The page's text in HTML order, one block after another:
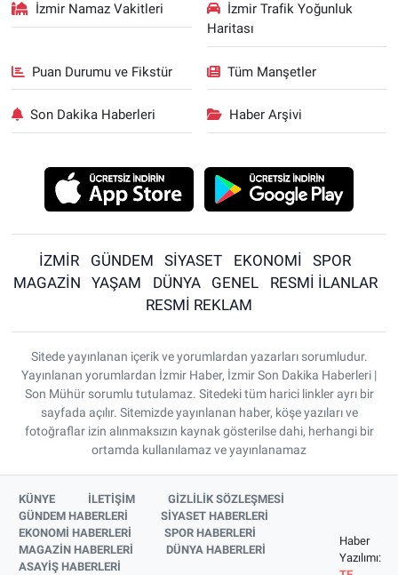
İzmir Namaz Vakitleri
İzmir Trafik Yoğunluk
Haritası
Puan Durumu ve Fikstür Tüm Manşetler
Son Dakika Haberleri Haber Arşivi
İZMİR GÜNDEM SİYASET EKONOMİ
SPOR
MAGAZİN
YAŞAM DÜNYA GENEL
RESMİ İLANLAR
RESMİ REKLAM
Sitede yayınlanan içerik ve yorumlardan yazarları sorumludur.
Yayınlanan yorumlardan İzmir Haber, İzmir Son Dakika Haberleri |
Son Mühür sorumlu tutulamaz. Sitedeki tüm harici linkler ayrı bir
sayfada açılır. Sitemizde yayınlanan haber, köşe yazıları ve
fotoğraflar izin alınmaksızın kaynak gösterilse dahi, herhangi bir
ortamda kullanılamaz ve yayınlanamaz
KÜNYE İLETİŞİM
GİZLİLİK SÖZLEŞMESİ
GÜNDEM HABERLERİ
SİYASET HABERLERİ
EKONOMİ HABERLERİ
SPOR HABERLERİ
MAGAZİN HABERLERİ
DÜNYA HABERLERİ
ASAYİŞ HABERLERİ
Haber
Yazılımı: